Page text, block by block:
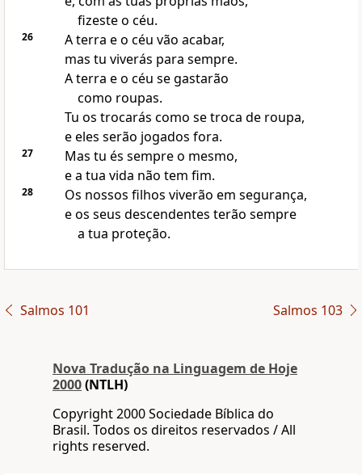
fizeste o céu.
26
A terra e o céu vão acabar,
mas tu viverás para sempre.
A terra e o céu se gastarão
como roupas.
Tu os trocarás como se troca de roupa,
e eles serão jogados fora.
27
Mas tu és sempre o mesmo,
e a tua vida não tem fim.
28
Os nossos filhos viverão em segurança,
e os seus descendentes terão sempre
a tua proteção.
Salmos 101 Salmos 103
Nova Traduҫão na Linguagem de Hoje
2000(NTLH)
Copyright 2000 Sociedade Bíblica do
Brasil. Todos os direitos reservados / All
rights reserved.